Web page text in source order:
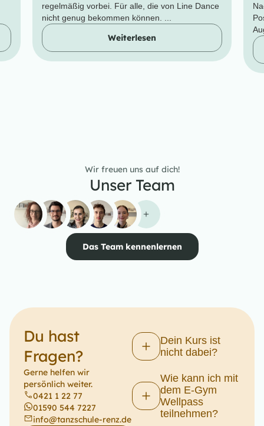
regelmäßig vorbei. Für alle, die von Line Dance
nicht genug bekommen können. ...
Weiterlesen
Wir freuen uns auf dich!
Unser Team
Das Team kennenlernen
Du hast
Fragen?
Gerne helfen wir
persönlich weiter.
0421 1 22 77
01590 544 7227
info@tanzschule-renz.de
Dein Kurs ist
nicht dabei?
Wie kann ich mit
dem E-Gym
Wellpass
teilnehmen?